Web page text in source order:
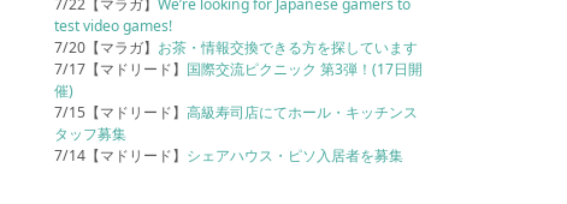
7/22【マラガ】We’re looking for Japanese gamers to
test video games!
7/20【マラガ】 お茶・情報交換できる方を探しています
7/17【マドリード】 国際交流ピクニック 第3弾！(17日開
催)
7/15【マドリード】高級寿司店にてホール・キッチンス
タッフ募集
7/14【マドリード】 シェアハウス・ピソ入居者を募集